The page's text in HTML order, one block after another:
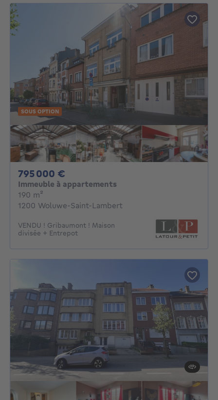
SOUS OPTION
795 000 €
Immeuble à appartements
190 m²
1200 Woluwe-Saint-Lambert
VENDU ! Gribaumont ! Maison
divisée + Entrepot